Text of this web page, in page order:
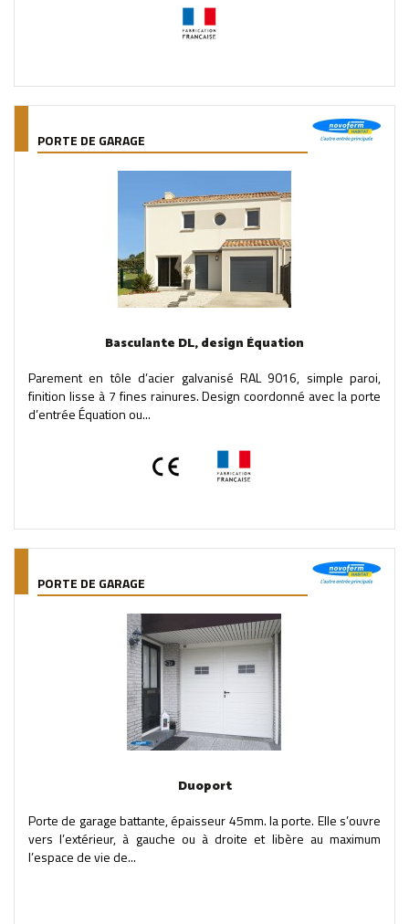
PORTE DE GARAGE
Basculante DL, design Équation
Parement en tôle d’acier galvanisé RAL 9016, simple paroi,
finition lisse à 7 fines rainures. Design coordonné avec la porte
d’entrée Équation ou...
PORTE DE GARAGE
Duoport
Porte de garage battante, épaisseur 45mm. la porte. Elle s’ouvre
vers l’extérieur, à gauche ou à droite et libère au maximum
l’espace de vie de...